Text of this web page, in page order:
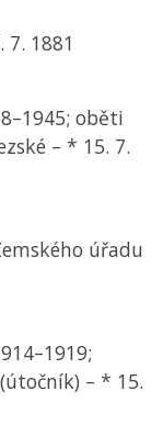
7. 1881
oběti
– * 15. 7.
úřadu
– * 15.